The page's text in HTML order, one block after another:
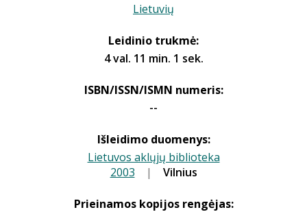
Lietuvių
Leidinio trukmė:
4 val. 11 min. 1 sek.
ISBN/ISSN/ISMN numeris:
--
Išleidimo duomenys:
Lietuvos aklųjų biblioteka
2003 | Vilnius
Prieinamos kopijos rengėjas: